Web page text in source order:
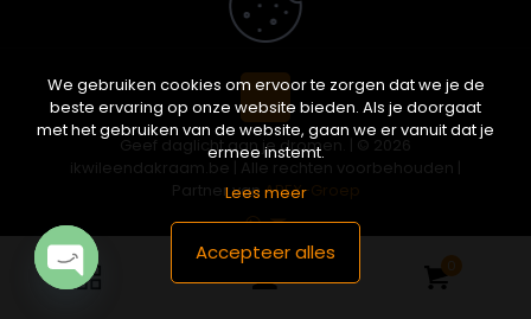
Geef daglicht aan je dromen. | © 2026
ikwileendakraam.be | Alle rechten voorbehouden |
Partner van APEX-Groep
0
We gebruiken cookies om ervoor te zorgen dat we je de
beste ervaring op onze website bieden. Als je doorgaat
met het gebruiken van de website, gaan we er vanuit dat je
ermee instemt.
Lees meer
Accepteer alles